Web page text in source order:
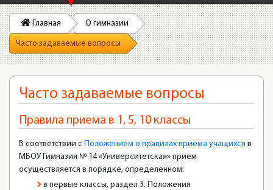
Главная О гимназии
Часто задаваемые вопросы
Часто задаваемые вопросы
Правила приема в 1, 5, 10 классы
В соответствии с Положением о правилах приема учащихся в
МБОУ Гимназия № 14 «Университетская» прием
осуществляется в порядке, определенном:
в первые классы, раздел 3. Положения